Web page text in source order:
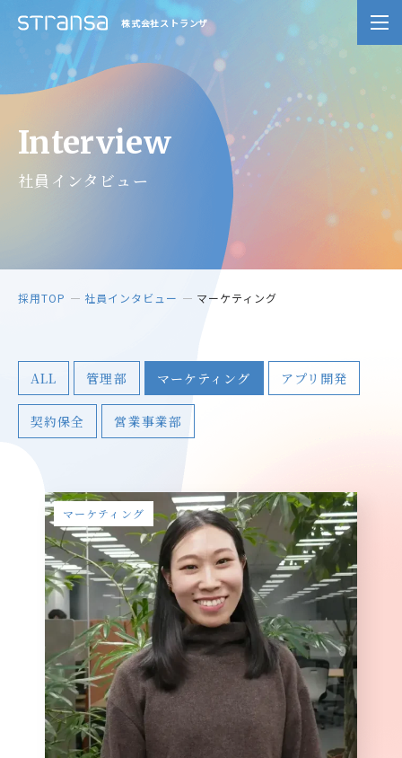
株式会社ストランザ
Interview
社員インタビュー
採用TOP 社員インタビュー マーケティング
ALL 管理部 マーケティング アプリ開発
契約保全 営業事業部
マーケティング